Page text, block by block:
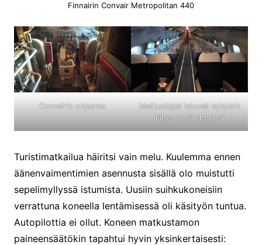
Finnairin Convair Metropolitan 440
Convairin ohjaamo
Matkustajat istuvat nykyisin
lähes yhtä ahtaasti
Turistimatkailua häiritsi vain melu. Kuulemma ennen
äänenvaimentimien asennusta sisällä olo muistutti
sepelimyllyssä istumista. Uusiin suihkukoneisiin
verrattuna koneella lentämisessä oli käsityön tuntua.
Autopilottia ei ollut. Koneen matkustamon
paineensäätökin tapahtui hyvin yksinkertaisesti: